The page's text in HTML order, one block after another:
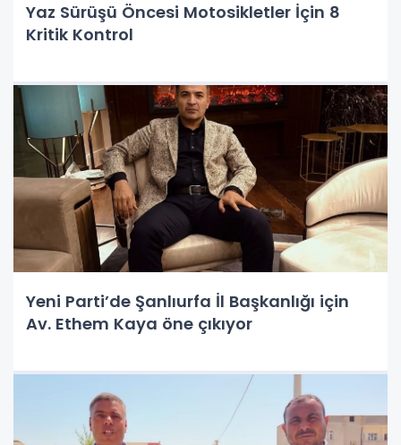
Yaz Sürüşü Öncesi Motosikletler İçin 8
Kritik Kontrol
Yeni Parti’de Şanlıurfa İl Başkanlığı için
Av. Ethem Kaya öne çıkıyor